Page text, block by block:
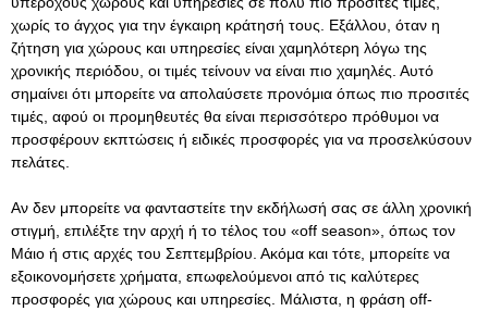
χωρίς το άγχος για την έγκαιρη κράτησή τους. Εξάλλου, όταν η
ζήτηση για χώρους και υπηρεσίες είναι χαμηλότερη λόγω της
χρονικής περιόδου, οι τιμές τείνουν να είναι πιο χαμηλές. Αυτό
σημαίνει ότι μπορείτε να απολαύσετε προνόμια όπως πιο προσιτές
τιμές, αφού οι προμηθευτές θα είναι περισσότερο πρόθυμοι να
προσφέρουν εκπτώσεις ή ειδικές προσφορές για να προσελκύσουν
πελάτες.
Αν δεν μπορείτε να φανταστείτε την εκδήλωσή σας σε άλλη χρονική
στιγμή, επιλέξτε την αρχή ή το τέλος του «off season», όπως τον
Μάιο ή στις αρχές του Σεπτεμβρίου. Ακόμα και τότε, μπορείτε να
εξοικονομήσετε χρήματα, επωφελούμενοι από τις καλύτερες
προσφορές για χώρους και υπηρεσίες. Μάλιστα, η φράση off-